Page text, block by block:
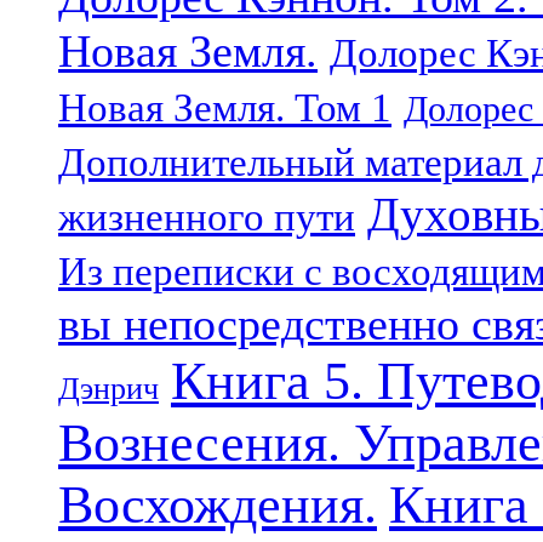
Новая Земля. Долорес
Новая Земля. Том 1
Дополнительный материал
жизненного пути
Из переписки с
вы непосредственно
Дэнрич Книга 5.
Вознесения.
Восхождения. Книга